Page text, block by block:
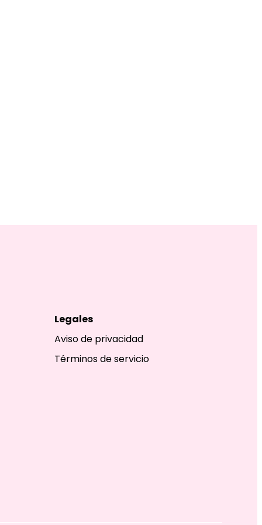
Legales
Aviso de privacidad
Términos de servicio